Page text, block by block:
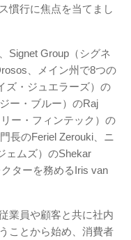
慣行に焦点を当てまし
Signet Group（シグネ
、メイン州で8つの
ズ・ジュエラーズ）の
ー・ブルー）のRaj
ー・フィンテック）の
長のFeriel Zerouki、ニ
ェムズ）のShekar
ターを務めるIris van
業員や顧客と共に社内
ことから始め、消費者